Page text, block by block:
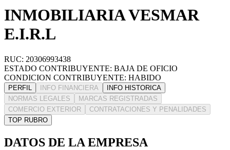
INMOBILIARIA VESMAR
E.I.R.L
RUC: 20306993438
ESTADO CONTRIBUYENTE: BAJA DE OFICIO
CONDICION CONTRIBUYENTE: HABIDO
PERFIL INFO FINANCIERA
INFO HISTORICA
NORMAS LEGALES
MARCAS REGISTRADAS
COMERCIO EXTERIOR
CONTRATACIONES Y PENALIDADES
TOP RUBRO
DATOS DE LA EMPRESA